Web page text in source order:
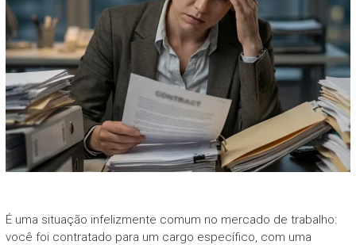
É uma situação infelizmente comum no mercado de trabalho:
você foi contratado para um cargo específico, com uma